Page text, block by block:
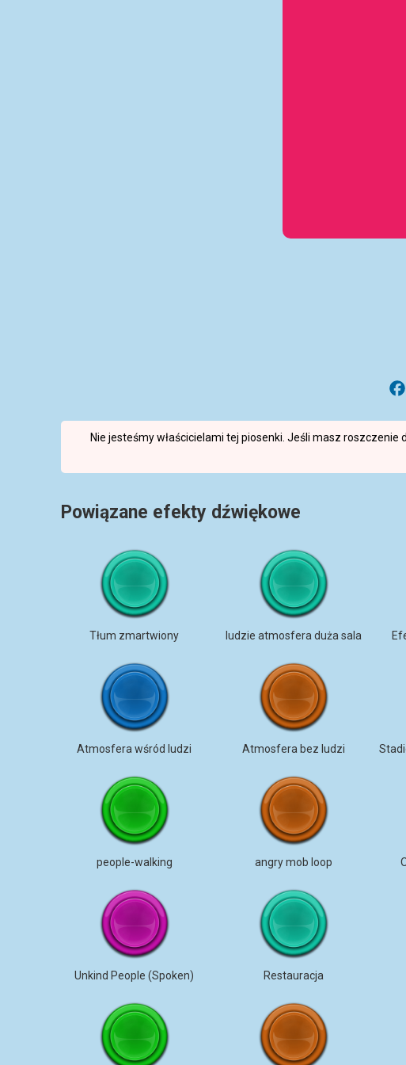
Nie jesteśmy właścicielami tej piosenki. Jeśli masz
Powiązane efekty dźwiękowe
Tłum zmartwiony ludzie atmosfera duża sala
Atmosfera wśród ludzi Atmosfera bez ludzi
people-walking angry mob loop
Unkind People (Spoken) Restauracja